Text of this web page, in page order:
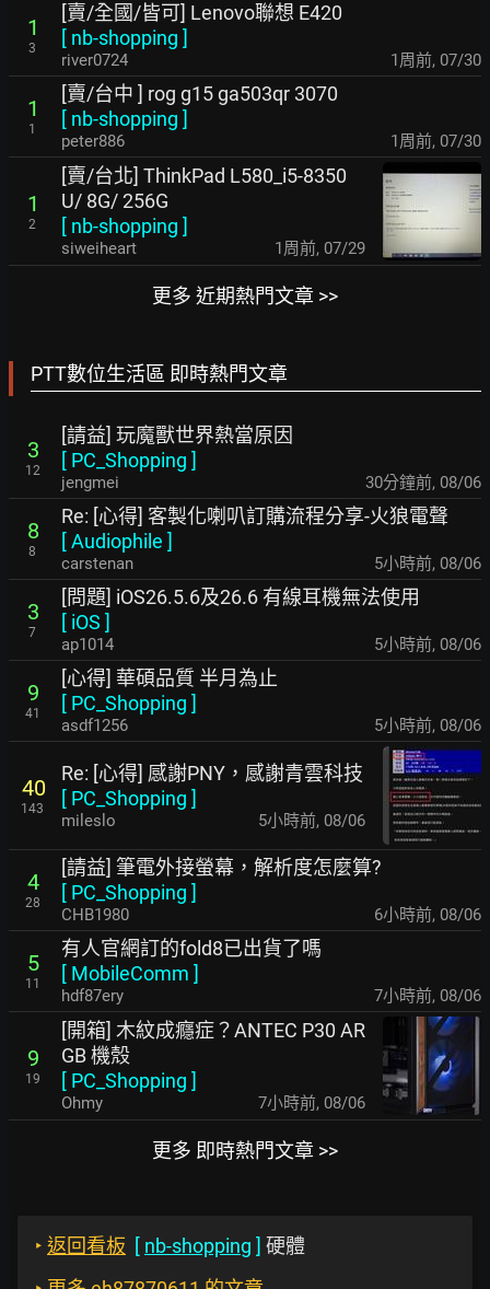
1
3
[賣/全國/皆可] Lenovo聯想 E420
[ nb-shopping ]
river0724 1周前, 07/30
1
1
[賣/台中 ] rog g15 ga503qr 3070
[ nb-shopping ]
peter886 1周前, 07/30
1
2
[賣/台北] ThinkPad L580_i5-8350
U/ 8G/ 256G
[ nb-shopping ]
siweiheart 1周前, 07/29
更多 近期熱門文章 >>
PTT數位生活區 即時熱門文章
3
12
[請益] 玩魔獸世界熱當原因
[ PC_Shopping ]
jengmei 30分鐘前, 08/06
8
8
Re: [心得] 客製化喇叭訂購流程分享-火狼電聲
[Audiophile ]
carstenan 5小時前, 08/06
3
7
[問題] iOS26.5.6及26.6 有線耳機無法使用
[ iOS ]
ap1014 5小時前, 08/06
9
41
[心得] 華碩品質 半月為止
[ PC_Shopping ]
asdf1256 5小時前, 08/06
40
143
Re: [心得] 感謝PNY，感謝青雲科技
[ PC_Shopping ]
mileslo 5小時前, 08/06
4
28
[請益] 筆電外接螢幕，解析度怎麼算?
[ PC_Shopping ]
CHB1980 6小時前, 08/06
5
11
有人官網訂的fold8已出貨了嗎
[ MobileComm ]
hdf87ery 7小時前, 08/06
9
19
[開箱] 木紋成癮症？ANTEC P30 AR
GB 機殼
[ PC_Shopping ]
Ohmy 7小時前, 08/06
更多 即時熱門文章 >>
‣ 返回看板 [ nb-shopping ] 硬體